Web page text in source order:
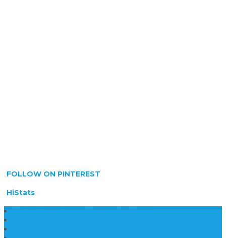
FOLLOW ON PINTEREST
HiStats